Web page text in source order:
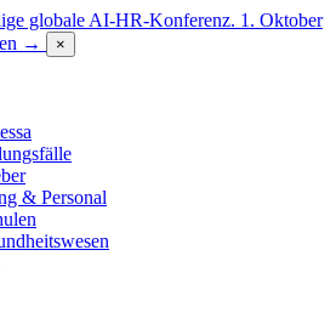
globale AI-HR-Konferenz. 1. Oktober
→ ×
& Personal